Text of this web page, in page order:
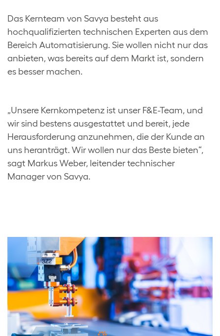
Das Kernteam von Savya besteht aus
hochqualifizierten technischen Experten aus dem
Bereich Automatisierung. Sie wollen nicht nur das
anbieten, was bereits auf dem Markt ist, sondern
es besser machen.
„Unsere Kernkompetenz ist unser F&E-Team, und
wir sind bestens ausgestattet und bereit, jede
Herausforderung anzunehmen, die der Kunde an
uns heranträgt. Wir wollen nur das Beste bieten“,
sagt Markus Weber, leitender technischer
Manager von Savya.